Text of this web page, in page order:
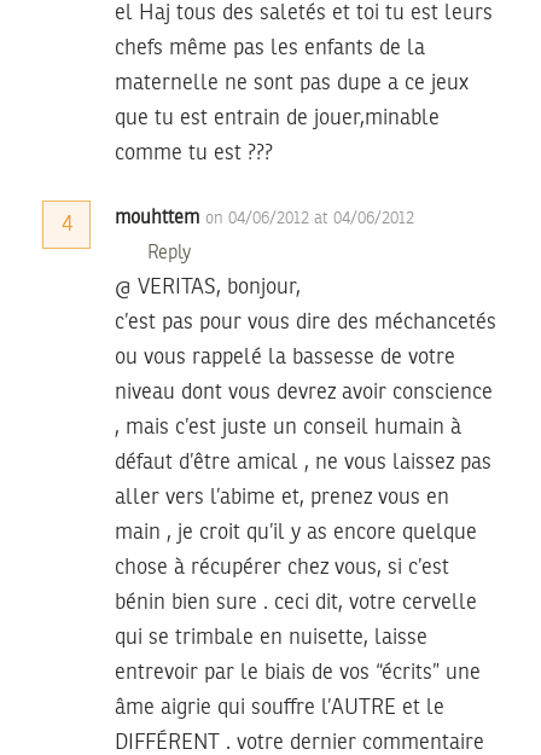
el Haj tous des saletés et toi tu est leurs
chefs même pas les enfants de la
maternelle ne sont pas dupe a ce jeux
que tu est entrain de jouer,minable
comme tu est ???
4 mouhttem on 04/06/2012 at 04/06/2012
Reply
@ VERITAS, bonjour,
c’est pas pour vous dire des méchancetés
ou vous rappelé la bassesse de votre
niveau dont vous devrez avoir conscience
, mais c’est juste un conseil humain à
défaut d’être amical , ne vous laissez pas
aller vers l’abime et, prenez vous en
main , je croit qu’il y as encore quelque
chose à récupérer chez vous, si c’est
bénin bien sure . ceci dit, votre cervelle
qui se trimbale en nuisette, laisse
entrevoir par le biais de vos “écrits” une
âme aigrie qui souffre l’AUTRE et le
DIFFÉRENT . votre dernier commentaire